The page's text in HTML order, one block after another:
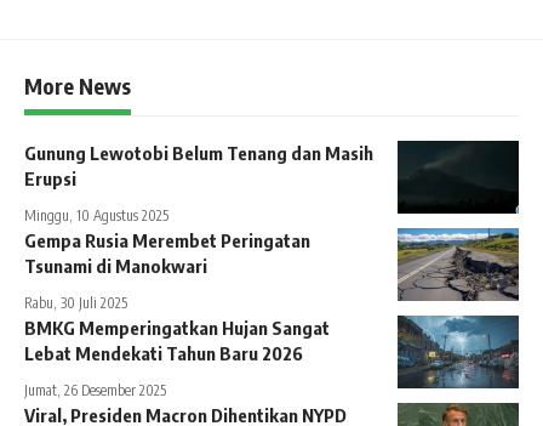
More News
Gunung Lewotobi Belum Tenang dan Masih
Erupsi
Minggu, 10 Agustus 2025
Gempa Rusia Merembet Peringatan
Tsunami di Manokwari
Rabu, 30 Juli 2025
BMKG Memperingatkan Hujan Sangat
Lebat Mendekati Tahun Baru 2026
Jumat, 26 Desember 2025
Viral, Presiden Macron Dihentikan NYPD